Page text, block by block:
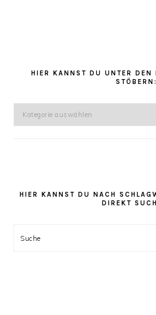
HIER KANNST DU UNTER DEN
STÖBERN:
Kategorien
HIER KANNST DU NACH
DIREKT
Suche